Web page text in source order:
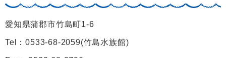
愛知県蒲郡市竹島町1-6
Tel：0533-68-2059 竹島水族館